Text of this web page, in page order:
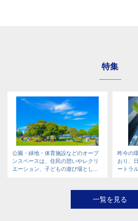
特集
公園・緑地・体育施設などのオープ
ンスペースは、住民の憩いやレクリ
エーション、子どもの遊び場とし...
昨今の
おり、
ートラ
一覧を見る